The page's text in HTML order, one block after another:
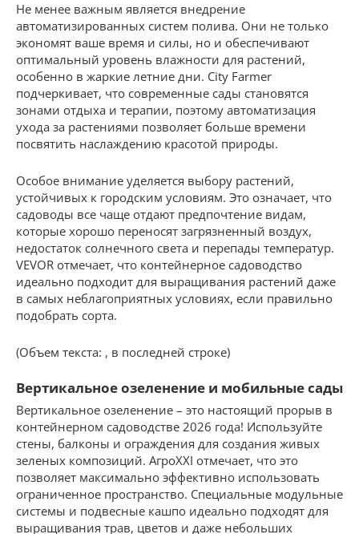
Не менее важным является внедрение
автоматизированных систем полива. Они не только
экономят ваше время и силы, но и обеспечивают
оптимальный уровень влажности для растений,
особенно в жаркие летние дни. City Farmer
подчеркивает, что современные сады становятся
зонами отдыха и терапии, поэтому автоматизация
ухода за растениями позволяет больше времени
посвятить наслаждению красотой природы.
Особое внимание уделяется выбору растений,
устойчивых к городским условиям. Это означает, что
садоводы все чаще отдают предпочтение видам,
которые хорошо переносят загрязненный воздух,
недостаток солнечного света и перепады температур.
VEVOR отмечает, что контейнерное садоводство
идеально подходит для выращивания растений даже
в самых неблагоприятных условиях, если правильно
подобрать сорта.
(Объем текста: , в последней строке)
Вертикальное озеленение и мобильные сады
Вертикальное озеленение – это настоящий прорыв в
контейнерном садоводстве 2026 года! Используйте
стены, балконы и ограждения для создания живых
зеленых композиций. АгроXXI отмечает, что это
позволяет максимально эффективно использовать
ограниченное пространство. Специальные модульные
системы и подвесные кашпо идеально подходят для
выращивания трав, цветов и даже небольших